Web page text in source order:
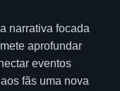
narrativa focada
aprofundar
eventos
fãs uma nova